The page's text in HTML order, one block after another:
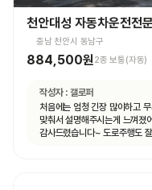
천안대성 자동차운전전
충남 천안시 동남구
884,500원 2종 보통(자동)
작성자 : 갤로퍼
처음에는 엄청 긴장 많이하고
맞춰서 설명해주시는게 느껴졌
감사드렸습니다~ 도로주행도